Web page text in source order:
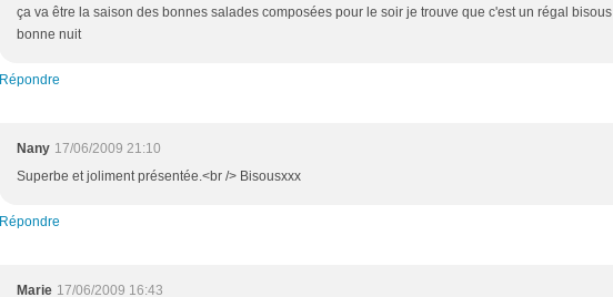
ça va être la saison des bonnes salades composées pour le soir je trouve que c'est un régal bisous
bonne nuit
Répondre
Nany 17/06/2009 21:10
Superbe et joliment présentée.<br /> Bisousxxx
Répondre
Marie 17/06/2009 16:43